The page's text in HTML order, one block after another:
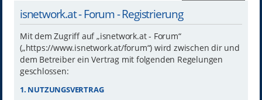
isnetwork.at - Forum - Registrierung
Mit dem Zugriff auf „isnetwork.at - Forum“
(„https://www.isnetwork.at/forum“) wird zwischen dir und
dem Betreiber ein Vertrag mit folgenden Regelungen
geschlossen:
1. NUTZUNGSVERTRAG